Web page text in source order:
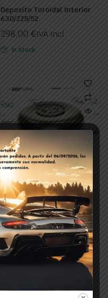
Deposito Toroidal Interior
630/225/52
298,00 €IVA Incl.
In Stock
Deposito Toroidal Interior
550/200/34
280,00€IVA Incl.
In Stock